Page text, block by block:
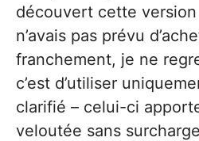
découvert cette
n’avais pas prévu
franchement, je ne
c’est d’utiliser
clarifié – celui-ci
veloutée sans